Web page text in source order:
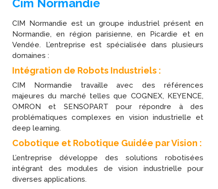
Cim Normandie
CIM Normandie est un groupe industriel présent en
Normandie, en région parisienne, en Picardie et en
Vendée. L’entreprise est spécialisée dans plusieurs
domaines :
Intégration de Robots Industriels :
CIM Normandie travaille avec des références
majeures du marché telles que COGNEX, KEYENCE,
OMRON et SENSOPART pour répondre à des
problématiques complexes en vision industrielle et
deep learning.
Cobotique et Robotique Guidée par Vision :
L’entreprise développe des solutions robotisées
intégrant des modules de vision industrielle pour
diverses applications.